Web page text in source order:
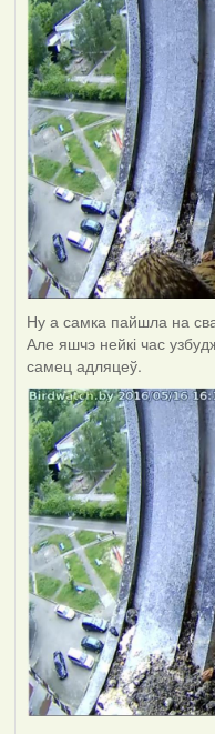
Ну а самка пайшла на
Але яшчэ нейкі час
самец адляцеў.